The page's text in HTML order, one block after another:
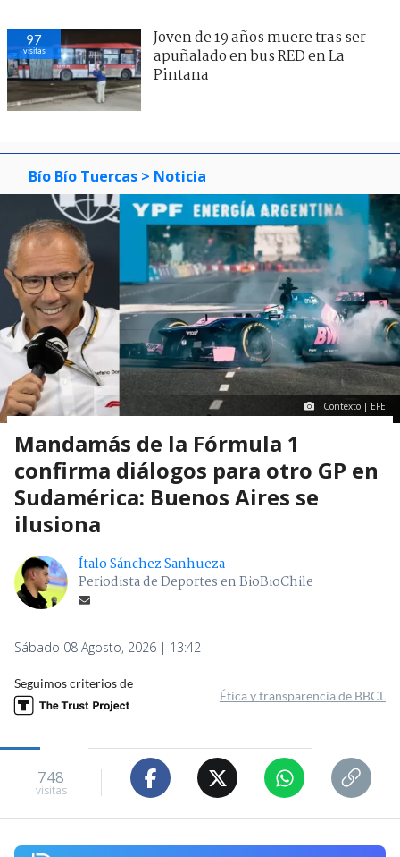
97
visitas
Joven de 19 años muere tras ser
apuñalado en bus RED en La
Pintana
Bío Bío Tuercas > Noticia
Contexto | EFE
Mandamás de la Fórmula 1
confirma diálogos para otro GP en
Sudamérica: Buenos Aires se
ilusiona
Ítalo Sánchez Sanhueza
Periodista de Deportes en BioBioChile
Sábado 08 Agosto, 2026 | 13:42
Seguimos criterios de
Ética y transparencia de BBCL
748
visitas